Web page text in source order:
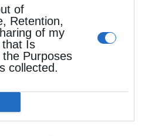
of
Retention,
of my
that Is
Purposes
collected.